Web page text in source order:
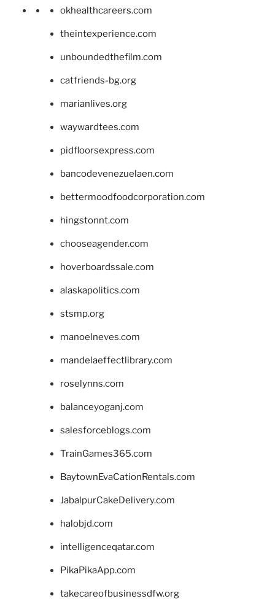
okhealthcareers.com
theintexperience.com
unboundedthefilm.com
catfriends-bg.org
marianlives.org
waywardtees.com
pidfloorsexpress.com
bancodevenezuelaen.com
bettermoodfoodcorporation.com
hingstonnt.com
chooseagender.com
hoverboardssale.com
alaskapolitics.com
stsmp.org
manoelneves.com
mandelaeffectlibrary.com
roselynns.com
balanceyoganj.com
salesforceblogs.com
TrainGames365.com
BaytownEvaCationRentals.com
JabalpurCakeDelivery.com
halobjd.com
intelligenceqatar.com
PikaPikaApp.com
takecareofbusinessdfw.org